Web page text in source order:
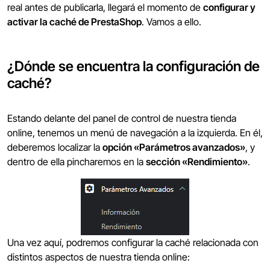
real antes de publicarla, llegará el momento de configurar y
activar la caché de PrestaShop. Vamos a ello.
¿Dónde se encuentra la configuración de
caché?
Estando delante del panel de control de nuestra tienda
online, tenemos un menú de navegación a la izquierda. En él,
deberemos localizar la opción «Parámetros avanzados», y
dentro de ella pincharemos en la sección «Rendimiento».
Una vez aquí, podremos configurar la caché relacionada con
distintos aspectos de nuestra tienda online: